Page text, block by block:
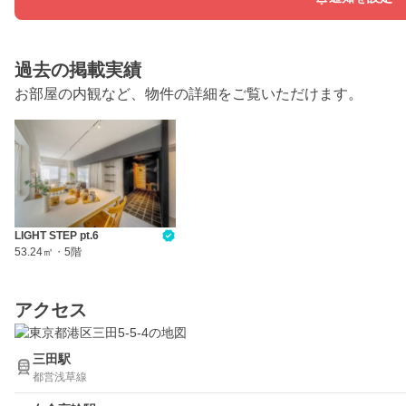
過去の掲載実績
お部屋の内観など、物件の詳細をご覧いただけます。
LIGHT STEP pt.6
53.24㎡ ・ 5階
アクセス
三田駅
都営浅草線